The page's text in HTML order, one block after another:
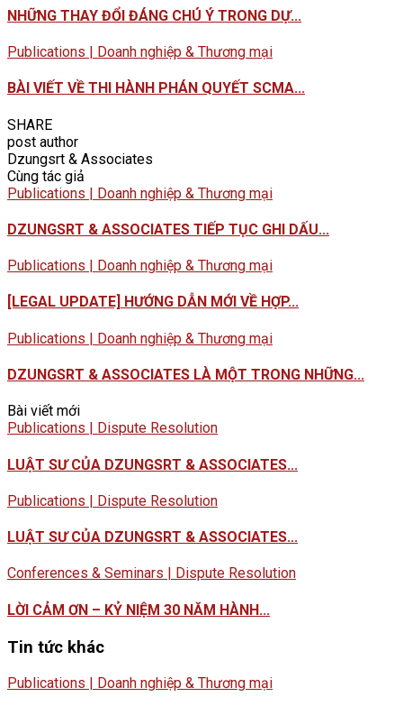
NHỮNG THAY ĐỔI ĐÁNG CHÚ Ý TRONG DỰ...
Publications | Doanh nghiệp & Thương mại
BÀI VIẾT VỀ THI HÀNH PHÁN QUYẾT SCMA...
SHARE
post author
Dzungsrt & Associates
Cùng tác giả
Publications | Doanh nghiệp & Thương mại
DZUNGSRT & ASSOCIATES TIẾP TỤC GHI DẤU...
Publications | Doanh nghiệp & Thương mại
[LEGAL UPDATE] HƯỚNG DẪN MỚI VỀ HỢP...
Publications | Doanh nghiệp & Thương mại
DZUNGSRT & ASSOCIATES LÀ MỘT TRONG NHỮNG...
Bài viết mới
Publications | Dispute Resolution
LUẬT SƯ CỦA DZUNGSRT & ASSOCIATES...
Publications | Dispute Resolution
LUẬT SƯ CỦA DZUNGSRT & ASSOCIATES...
Conferences & Seminars | Dispute Resolution
LỜI CẢM ƠN – KỶ NIỆM 30 NĂM HÀNH...
Tin tức khác
Publications | Doanh nghiệp & Thương mại